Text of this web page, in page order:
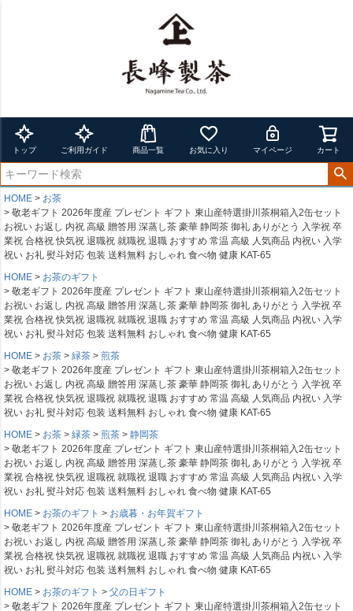
トップ ご利用ガイド 商品一覧 お気に入り マイページ カート
HOME
お茶
敬老ギフト 2026年度産 プレゼント ギフト 東山産特選掛川茶桐箱入2缶セット
お祝い お返し 内祝 高級 贈答用 深蒸し茶 豪華 静岡茶 御礼 ありがとう 入学祝 卒
業祝 合格祝 快気祝 退職祝 就職祝 退職 おすすめ 常温 高級 人気商品 内祝い 入学
祝い お礼 熨斗対応 包装 送料無料 おしゃれ 食べ物 健康 KAT-65
HOME
お茶のギフト
敬老ギフト 2026年度産 プレゼント ギフト 東山産特選掛川茶桐箱入2缶セット
お祝い お返し 内祝 高級 贈答用 深蒸し茶 豪華 静岡茶 御礼 ありがとう 入学祝 卒
業祝 合格祝 快気祝 退職祝 就職祝 退職 おすすめ 常温 高級 人気商品 内祝い 入学
祝い お礼 熨斗対応 包装 送料無料 おしゃれ 食べ物 健康 KAT-65
HOME
お茶 緑茶
煎茶
敬老ギフト 2026年度産 プレゼント ギフト 東山産特選掛川茶桐箱入2缶セット
お祝い お返し 内祝 高級 贈答用 深蒸し茶 豪華 静岡茶 御礼 ありがとう 入学祝 卒
業祝 合格祝 快気祝 退職祝 就職祝 退職 おすすめ 常温 高級 人気商品 内祝い 入学
祝い お礼 熨斗対応 包装 送料無料 おしゃれ 食べ物 健康 KAT-65
HOME
お茶 緑茶 煎茶
静岡茶
敬老ギフト 2026年度産 プレゼント ギフト 東山産特選掛川茶桐箱入2缶セット
お祝い お返し 内祝 高級 贈答用 深蒸し茶 豪華 静岡茶 御礼 ありがとう 入学祝 卒
業祝 合格祝 快気祝 退職祝 就職祝 退職 おすすめ 常温 高級 人気商品 内祝い 入学
祝い お礼 熨斗対応 包装 送料無料 おしゃれ 食べ物 健康 KAT-65
HOME
お茶のギフト
お歳暮・お年賀ギフト
敬老ギフト 2026年度産 プレゼント ギフト 東山産特選掛川茶桐箱入2缶セット
お祝い お返し 内祝 高級 贈答用 深蒸し茶 豪華 静岡茶 御礼 ありがとう 入学祝 卒
業祝 合格祝 快気祝 退職祝 就職祝 退職 おすすめ 常温 高級 人気商品 内祝い 入学
祝い お礼 熨斗対応 包装 送料無料 おしゃれ 食べ物 健康 KAT-65
HOME
お茶のギフト
父の日ギフト
敬老ギフト 2026年度産 プレゼント ギフト 東山産特選掛川茶桐箱入2缶セット